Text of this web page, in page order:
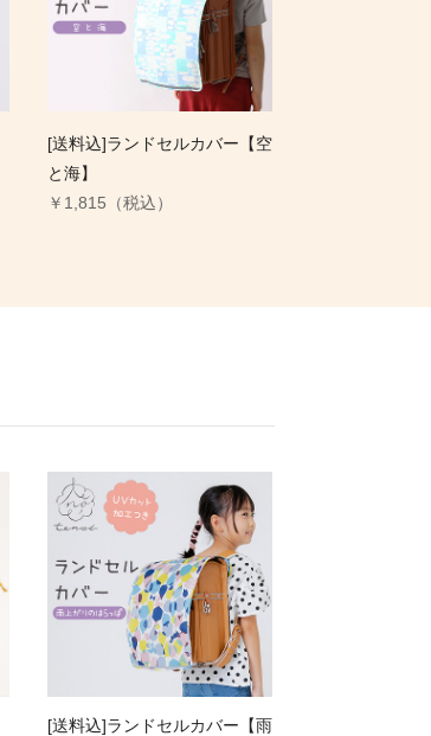
[送料込]ランドセルカバー【空
と海】
￥1,815（税込）
[送料込]ランドセルカバー【雨